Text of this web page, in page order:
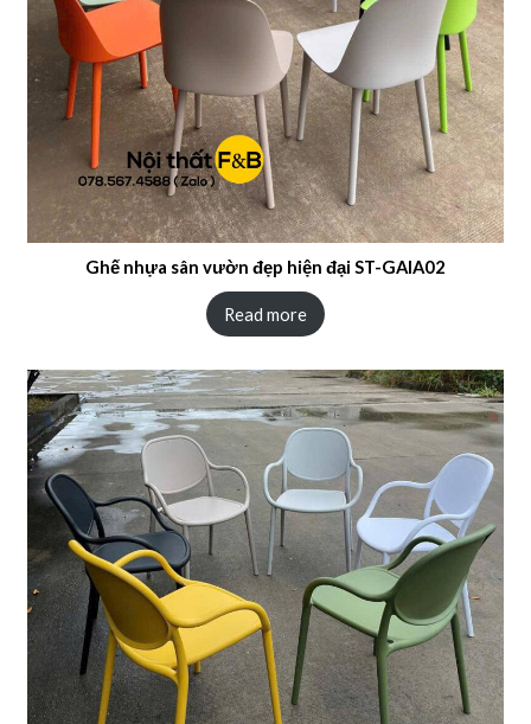
Ghế nhựa sân vườn đẹp hiện đại ST-GAIA02
Read more